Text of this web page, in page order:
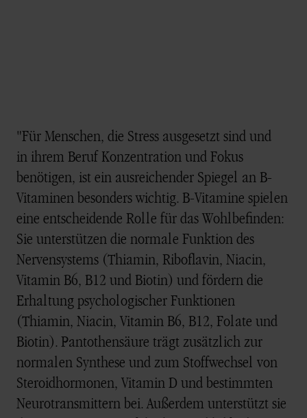
"Für Menschen, die Stress ausgesetzt sind und
in ihrem Beruf Konzentration und Fokus
benötigen, ist ein ausreichender Spiegel an B-
Vitaminen besonders wichtig. B-Vitamine spielen
eine entscheidende Rolle für das Wohlbefinden:
Sie unterstützen die normale Funktion des
Nervensystems (Thiamin, Riboflavin, Niacin,
Vitamin B6, B12 und Biotin) und fördern die
Erhaltung psychologischer Funktionen
(Thiamin, Niacin, Vitamin B6, B12, Folate und
Biotin). Pantothensäure trägt zusätzlich zur
normalen Synthese und zum Stoffwechsel von
Steroidhormonen, Vitamin D und bestimmten
Neurotransmittern bei. Außerdem unterstützt sie